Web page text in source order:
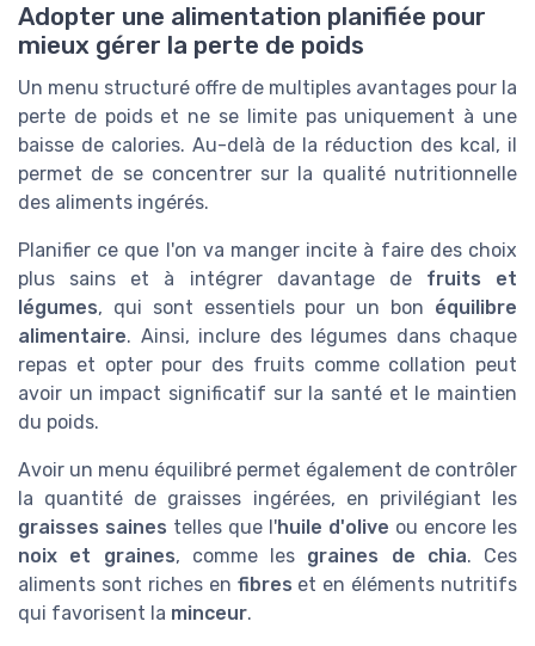
Adopter une alimentation planifiée pour
mieux gérer la perte de poids
Un menu structuré offre de multiples avantages pour la
perte de poids et ne se limite pas uniquement à une
baisse de calories. Au-delà de la réduction des kcal, il
permet de se concentrer sur la qualité nutritionnelle
des aliments ingérés.
Planifier ce que l'on va manger incite à faire des choix
plus sains et à intégrer davantage de fruits et
légumes, qui sont essentiels pour un bon équilibre
alimentaire. Ainsi, inclure des légumes dans chaque
repas et opter pour des fruits comme collation peut
avoir un impact significatif sur la santé et le maintien
du poids.
Avoir un menu équilibré permet également de contrôler
la quantité de graisses ingérées, en privilégiant les
graisses saines telles que l'huile d'olive ou encore les
noix et graines, comme les graines de chia. Ces
aliments sont riches en fibres et en éléments nutritifs
qui favorisent la minceur.